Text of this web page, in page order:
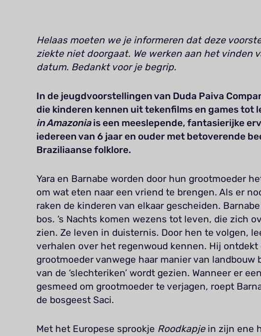
Helaas moeten we je informeren dat deze
ziekte niet doorgaat. We werken aan het vinden
datum. Bedankt voor je begrip.
In de jeugdvoorstellingen van Duda Paiva
die kinderen kennen uit tekenfilms en games tot
in Amazoniais een meeslepende, fantasierijke
iedereen van 6 jaar en ouder met betoverende
Braziliaanse folklore.
Yara en Barnabe worden door hun grootmoeder
om wat eten naar een vriend te brengen. Als er
raken de kinderen van elkaar gescheiden.
bos. ‘s Nachts komen wezens tot leven, die zich
zien. Ze leven in duisternis. Door hen te volgen,
verhalen over het regenwoud kennen. Hij ontdekt
grootmoeder vanwege haar manier van landbouw
van de ‘slechteriken’ wordt gezien. Wanneer er
gesmeed om grootmoeder te verjagen, roept
de bosgeest Saci.
Met het Europese sprookje Roodkapjein zijn ene